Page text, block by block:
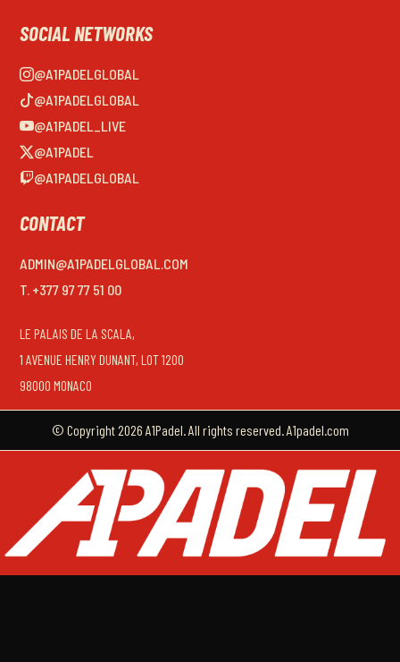
SOCIAL NETWORKS
@A1PADELGLOBAL
@A1PADELGLOBAL
@A1PADEL_LIVE
@A1PADEL
@A1PADELGLOBAL
CONTACT
ADMIN@A1PADELGLOBAL.COM
T. +377 97 77 51 00
LE PALAIS DE LA SCALA,
1 AVENUE HENRY DUNANT, LOT 1200
98000 MONACO
© Copyright 2026 A1Padel. All rights reserved. A1padel.com